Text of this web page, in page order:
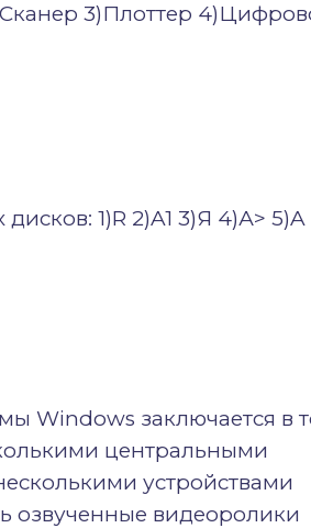
3)Плоттер
1)R 2)A1 3)Я 4)А> 5)A
Windows заключается в
центральными
устройствами
озвученные видеоролики